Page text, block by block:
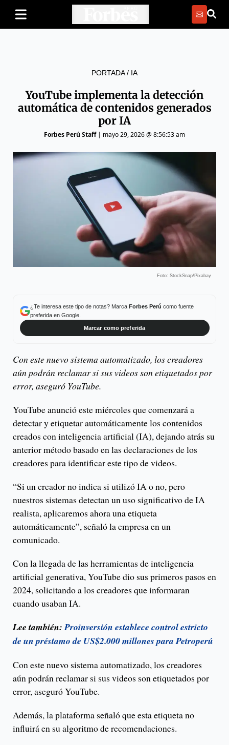
PORTADA/ IA
YouTube implementa la detección
automática de contenidos generados
por IA
Forbes Perú Staff| mayo 29, 2026 @ 8:56:53 am
Foto: StockSnap/Pixabay
¿Te interesa este tipo de notas? Marca Forbes Perú como fuente
preferida en Google.
Marcar como preferida
Con este nuevo sistema automatizado, los creadores
aún podrán reclamar si sus videos son etiquetados por
error, aseguró YouTube.
YouTube anunció este miércoles que comenzará a
detectar y etiquetar automáticamente los contenidos
creados con inteligencia artificial (IA), dejando atrás su
anterior método basado en las declaraciones de los
creadores para identificar este tipo de videos.
“Si un creador no indica si utilizó IA o no, pero
nuestros sistemas detectan un uso significativo de IA
realista, aplicaremos ahora una etiqueta
automáticamente”, señaló la empresa en un
comunicado.
Con la llegada de las herramientas de inteligencia
artificial generativa, YouTube dio sus primeros pasos en
2024, solicitando a los creadores que informaran
cuando usaban IA.
Lee también:Proinversión establece control estricto
de un préstamo de US$2.000 millones para Petroperú
Con este nuevo sistema automatizado, los creadores
aún podrán reclamar si sus videos son etiquetados por
error, aseguró YouTube.
Además, la plataforma señaló que esta etiqueta no
influirá en su algoritmo de recomendaciones.